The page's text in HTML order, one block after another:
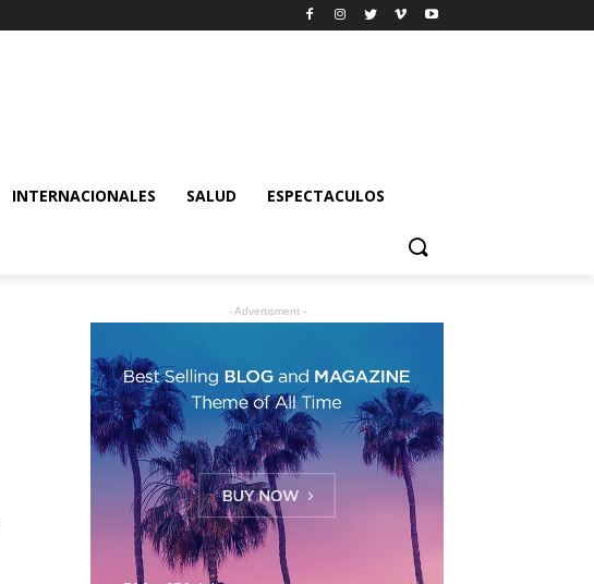
INTERNACIONALES SALUD ESPECTACULOS
- Advertisment -